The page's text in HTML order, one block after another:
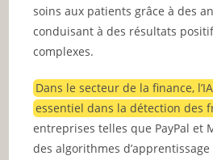
soins aux patients grâce à des
conduisant à des résultats
complexes.
Dans le secteur de la finance,
essentiel dans la détection des
entreprises telles que PayPal et
des algorithmes